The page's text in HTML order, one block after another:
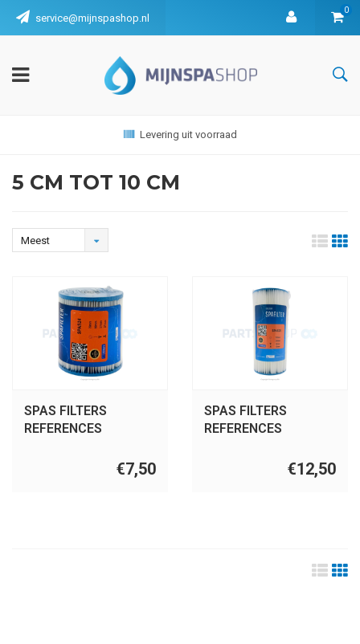
service@mijnspashop.nl
0
Levering uit voorraad
5 CM TOT 10 CM
Meest
SPAS FILTERS
REFERENCES
€7,50
SPAS FILTERS
REFERENCES
€12,50